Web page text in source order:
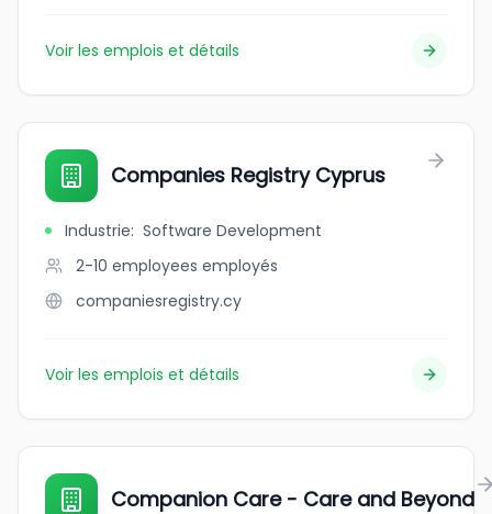
Voir les emplois et détails
Companies Registry Cyprus
Industrie: Software Development
2-10 employees employés
companiesregistry.cy
Voir les emplois et détails
Companion Care - Care and Beyond